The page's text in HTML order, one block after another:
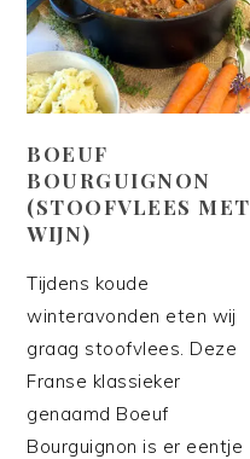
BOEUF
BOURGUIGNON
(STOOFVLEES MET
WIJN)
Tijdens koude
winteravonden eten wij
graag stoofvlees. Deze
Franse klassieker
genaamd Boeuf
Bourguignon is er eentje